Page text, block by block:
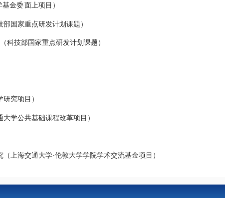
金委 面上项目）
国家重点研发计划课题）
科技部国家重点研发计划课题）
究项目）
学公共基础课程改革项目）
上海交通大学-伦敦大学学院学术交流基金项目）